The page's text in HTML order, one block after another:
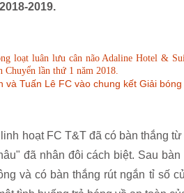
2019.
loạt luân lưu cân não Adaline Hotel &
Chuyển lần thứ 1 năm 2018.
và Tuấn Lê FC vào chung kết Giải
hoạt FC T&T đã có bàn thắng
đã nhân đôi cách biệt. Sau
và có bàn thắng rút ngắn tỉ số